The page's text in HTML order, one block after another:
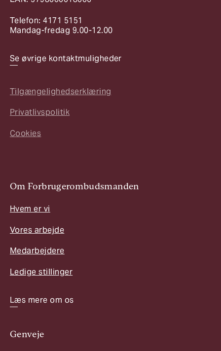
Telefon: 4171 5151
Mandag-fredag 9.00-12.00
Se øvrige kontaktmuligheder
Tilgængelighedserklæring
Privatlivspolitik
Cookies
Om Forbrugerombudsmanden
Hvem er vi
Vores arbejde
Medarbejdere
Ledige stillinger
Læs mere om os
Genveje